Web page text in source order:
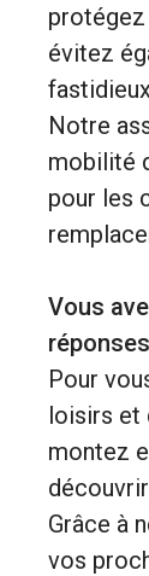
protégez
évitez
Notre
mobilité
pour les
Vous
Pour
loisirs et
montez
Grâce à
vos